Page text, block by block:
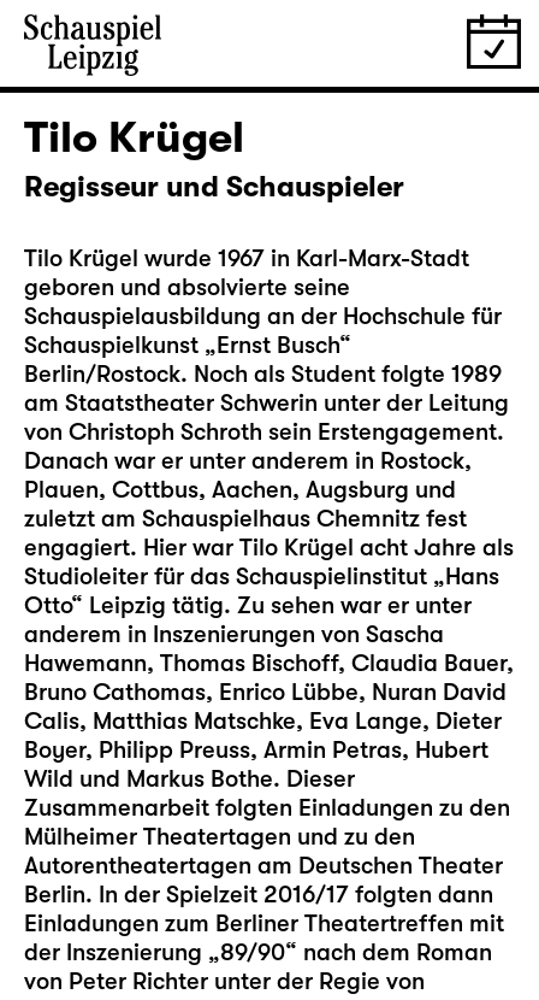
Tilo Krügel
Regisseur und Schauspieler
Tilo Krügel wurde 1967 in Karl-Marx-Stadt
geboren und absolvierte seine
Schauspielausbildung an der Hochschule für
Schauspielkunst „Ernst Busch“
Berlin/Rostock. Noch als Student folgte 1989
am Staatstheater Schwerin unter der Leitung
von Christoph Schroth sein Erstengagement.
Danach war er unter anderem in Rostock,
Plauen, Cottbus, Aachen, Augsburg und
zuletzt am Schauspielhaus Chemnitz fest
engagiert. Hier war Tilo Krügel acht Jahre als
Studioleiter für das Schauspielinstitut „Hans
Otto“ Leipzig tätig. Zu sehen war er unter
anderem in Inszenierungen von Sascha
Hawemann, Thomas Bischoff, Claudia Bauer,
Bruno Cathomas, Enrico Lübbe, Nuran David
Calis, Matthias Matschke, Eva Lange, Dieter
Boyer, Philipp Preuss, Armin Petras, Hubert
Wild und Markus Bothe. Dieser
Zusammenarbeit folgten Einladungen zu den
Mülheimer Theatertagen und zu den
Autorentheatertagen am Deutschen Theater
Berlin. In der Spielzeit 2016/17 folgten dann
Einladungen zum Berliner Theatertreffen mit
der Inszenierung „89/90“ nach dem Roman
von Peter Richter unter der Regie von